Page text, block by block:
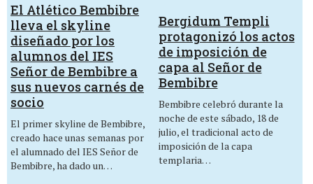
El Atlético Bembibre
lleva el skyline
diseñado por los
alumnos del IES
Señor de Bembibre a
sus nuevos carnés de
socio
El primer skyline de Bembibre,
creado hace unas semanas por
el alumnado del IES Señor de
Bembibre, ha dado un…
Bergidum Templi
protagonizó los actos
de imposición de
capa al Señor de
Bembibre
Bembibre celebró durante la
noche de este sábado, 18 de
julio, el tradicional acto de
imposición de la capa
templaria…